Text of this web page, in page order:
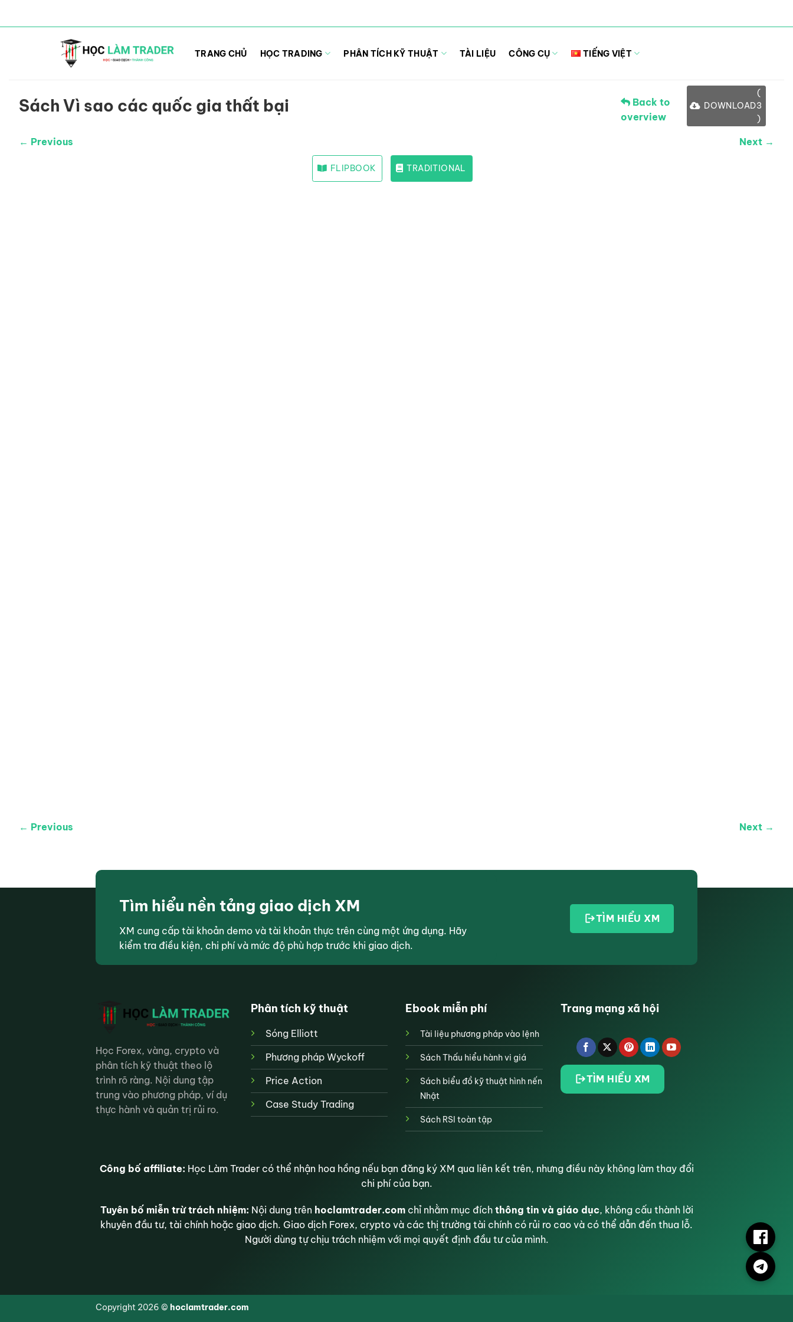
TRANG CHỦ HỌC TRADING PHÂN TÍCH KỸ THUẬT TÀI LIỆU CÔNG CỤ TIẾNG VIỆT
Sách Vì sao các quốc gia thất bại
Back to
overview
DOWNLOAD
(
3
)
← Previous Next →
FLIPBOOK TRADITIONAL
← Previous Next →
Tìm hiểu nền tảng giao dịch XM
XM cung cấp tài khoản demo và tài khoản thực trên cùng một ứng dụng. Hãy
kiểm tra điều kiện, chi phí và mức độ phù hợp trước khi giao dịch.
TÌM HIỂU XM
Học Forex, vàng, crypto và
phân tích kỹ thuật theo lộ
trình rõ ràng. Nội dung tập
trung vào phương pháp, ví dụ
thực hành và quản trị rủi ro.
Phân tích kỹ thuật
Sóng Elliott
Phương pháp Wyckoff
Price Action
Case Study Trading
Ebook miễn phí
Tài liệu phương pháp vào lệnh
Sách Thấu hiểu hành vi giá
Sách biểu đồ kỹ thuật hình nến
Nhật
Sách RSI toàn tập
Trang mạng xã hội
TÌM HIỂU XM
Công bố affiliate: Học Làm Trader có thể nhận hoa hồng nếu bạn đăng ký XM qua liên kết trên, nhưng điều này không làm thay đổi
chi phí của bạn.
Tuyên bố miễn trừ trách nhiệm: Nội dung trên hoclamtrader.comchỉ nhằm mục đích thông tin và giáo dục, không cấu thành lời
khuyên đầu tư, tài chính hoặc giao dịch. Giao dịch Forex, crypto và các thị trường tài chính có rủi ro cao và có thể dẫn đến thua lỗ.
Người dùng tự chịu trách nhiệm với mọi quyết định đầu tư của mình.
Copyright 2026 © hoclamtrader.com